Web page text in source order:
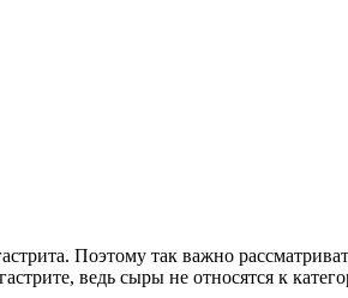
Поэтому так важно
ведь сыры не относятся к